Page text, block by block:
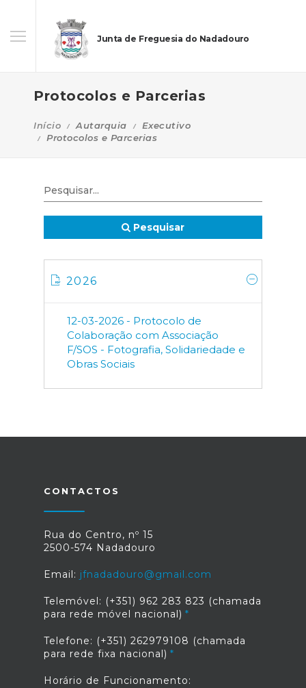
Junta de Freguesia do Nadadouro
Protocolos e Parcerias
Início Autarquia
Executivo
Protocolos e Parcerias
Pesquisar
2026
12-03-2026 - Protocolo de
Colaboração com Associação
F/SOS - Fotografia, Solidariedade e
Obras Sociais
CONTACTOS
Rua do Centro, nº 15
2500-574 Nadadouro
Email: jfnadadouro@gmail.com
Telemóvel: (+351) 962 283 823 (chamada
para rede móvel nacional)
Telefone: (+351) 262979108 (chamada
para rede fixa nacional)
Horário de Funcionamento: